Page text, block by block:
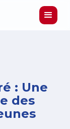
: Une
des